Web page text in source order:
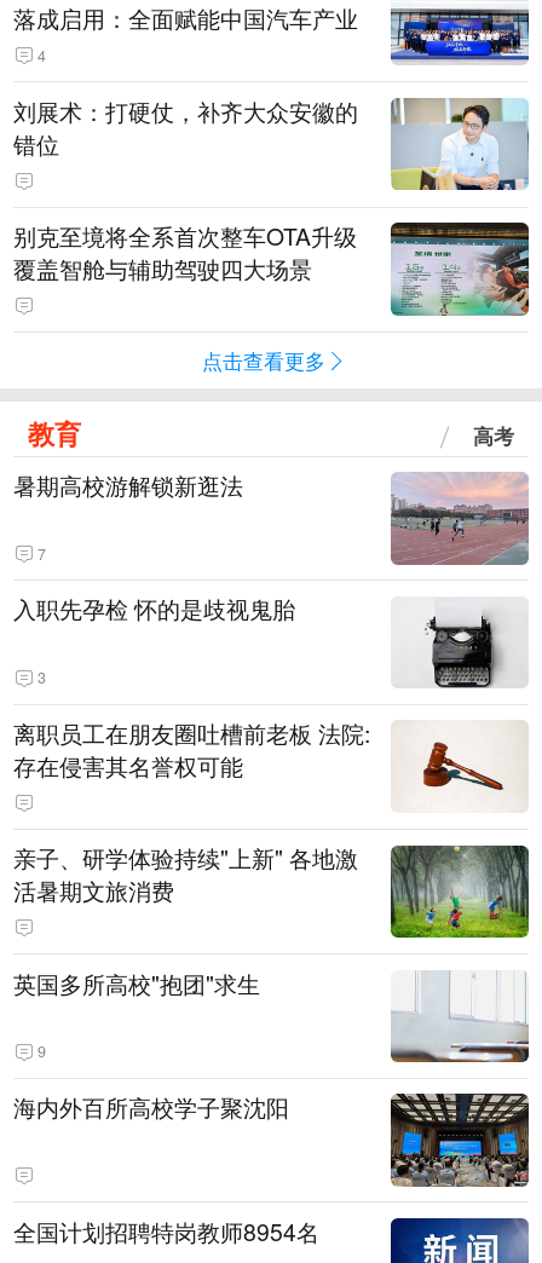
落成启用：全面赋能中国汽车产业
4
刘展术：打硬仗，补齐大众安徽的
错位
别克至境将全系首次整车OTA升级
覆盖智舱与辅助驾驶四大场景
点击查看更多
教育 高考
暑期高校游解锁新逛法
7
入职先孕检 怀的是歧视鬼胎
3
离职员工在朋友圈吐槽前老板 法院:
存在侵害其名誉权可能
亲子、研学体验持续"上新" 各地激
活暑期文旅消费
英国多所高校"抱团"求生
9
海内外百所高校学子聚沈阳
全国计划招聘特岗教师8954名